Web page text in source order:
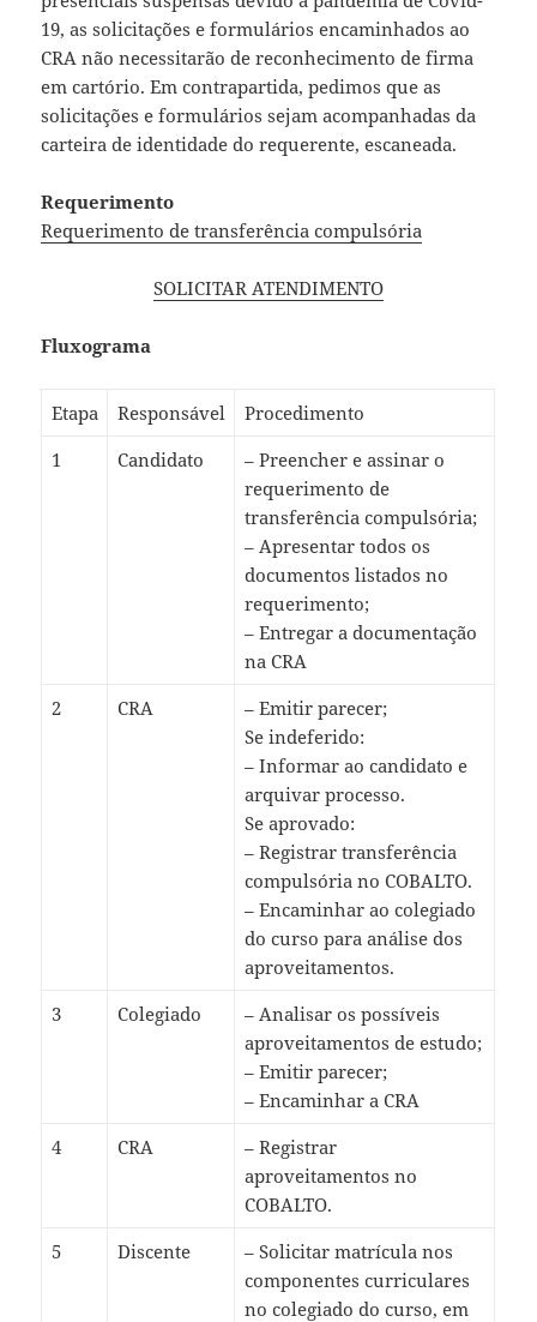
19, as solicitações e formulários encaminhados ao
CRA não necessitarão de reconhecimento de firma
em cartório. Em contrapartida, pedimos que as
solicitações e formulários sejam acompanhadas da
carteira de identidade do requerente, escaneada.
Requerimento
Requerimento de transferência compulsória
SOLICITAR ATENDIMENTO
Fluxograma
Etapa Responsável
Procedimento
1
Candidato
– Preencher e assinar o
requerimento de
transferência compulsória;
– Apresentar todos os
documentos listados no
requerimento;
– Entregar a documentação
na CRA
2
CRA
– Emitir parecer;
Se indeferido:
– Informar ao candidato e
arquivar processo.
Se aprovado:
– Registrar transferência
compulsória no COBALTO.
– Encaminhar ao colegiado
do curso para análise dos
aproveitamentos.
3
Colegiado
– Analisar os possíveis
aproveitamentos de estudo;
– Emitir parecer;
– Encaminhar a CRA
4
CRA
– Registrar
aproveitamentos no
COBALTO.
5
Discente
– Solicitar matrícula nos
componentes curriculares
no colegiado do curso, em